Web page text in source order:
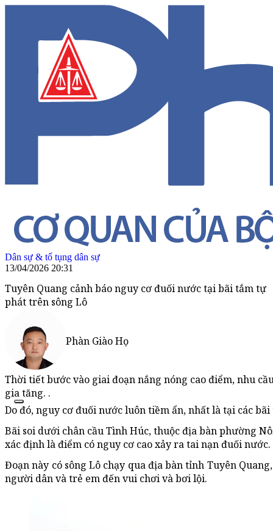
Dân sự & tố tụng dân sự
13/04/2026 20:31
Tuyên Quang cảnh báo nguy cơ đuối nước tại bãi tắm tự
phát trên sông Lô
Phàn Giào Họ
Thời tiết bước vào giai đoạn nắng nóng cao điểm, nhu
gia tăng. .
Do đó, nguy cơ đuối nước luôn tiềm ẩn, nhất là tại các
Bãi soi dưới chân cầu Tình Húc, thuộc địa bàn phường
xác định là điểm có nguy cơ cao xảy ra tai nạn đuối nước.
Đoạn này có sông Lô chạy qua địa bàn tỉnh Tuyên
người dân và trẻ em đến vui chơi và bơi lội.